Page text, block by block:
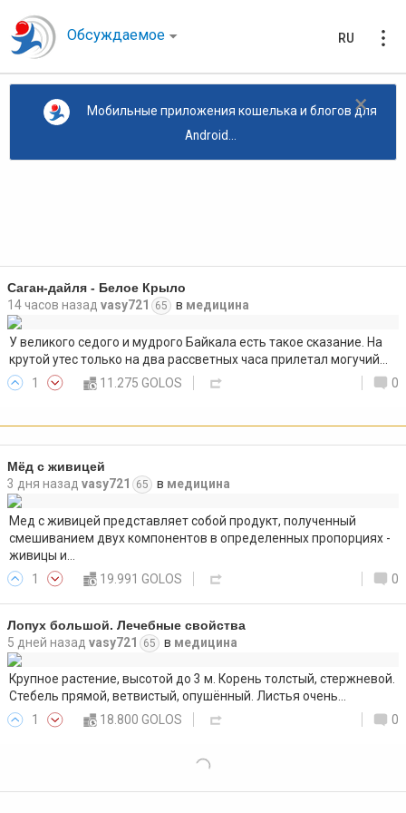
Обсуждаемое RU
×
Мобильные приложения кошелька и блогов для
Android...
Саган-дайля - Белое Крыло
14 часов назад vasy721 65 в медицина
У великого седого и мудрого Байкала есть такое сказание. На
крутой утес только на два рассветных часа прилетал могучий…
1
11.275 GOLOS 0
Мёд с живицей
3 дня назад vasy721 65 в медицина
Мед с живицей представляет собой продукт, полученный
смешиванием двух компонентов в определенных пропорциях -
живицы и…
1
19.991 GOLOS 0
Лопух большой. Лечебные свойства
5 дней назад vasy721 65 в медицина
Крупное растение, высотой до 3 м. Корень толстый, стержневой.
Стебель прямой, ветвистый, опушённый. Листья очень…
1
18.800 GOLOS 0